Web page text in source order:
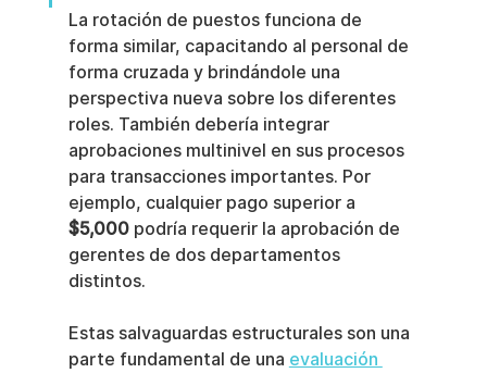
La rotación de puestos funciona de
forma similar, capacitando al personal de
forma cruzada y brindándole una
perspectiva nueva sobre los diferentes
roles. También debería integrar
aprobaciones multinivel en sus procesos
para transacciones importantes. Por
ejemplo, cualquier pago superior a
$5,000 podría requerir la aprobación de
gerentes de dos departamentos
distintos.
Estas salvaguardas estructurales son una
parte fundamental de una evaluación